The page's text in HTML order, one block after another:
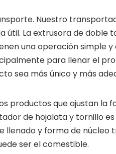
Nuestro
útil. La extrusora de doble
una operación simple
para llenar el
sea más único y más
productos que ajustan la
de hojalata y tornillo
llenado y forma de núcleo
ser el comestible.